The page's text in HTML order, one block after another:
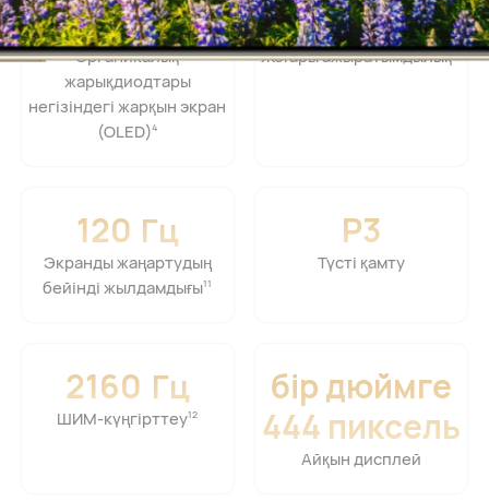
6,84 дюйм
Органикалық
жарықдиодтары
негізіндегі жарқын экран
(OLED)⁠4
120 Гц
Экранды жаңартудың
бейінді жылдамдығы⁠11
2160 Гц
ШИМ-күңгірттеу⁠12
2756 × 1272
Жоғары ажыратымдылық⁠13
P3
Түсті қамту
бір дюймге
444⁠ пиксель
Айқын дисплей